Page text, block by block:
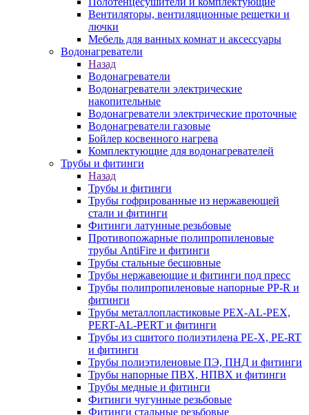
Вентиляторы, вентиляционные решетки и
лючки
Мебель для ванных комнат и аксессуары
Водонагреватели
Назад
Водонагреватели
Водонагреватели электрические
накопительные
Водонагреватели электрические проточные
Водонагреватели газовые
Бойлер косвенного нагрева
Комплектующие для водонагревателей
Трубы и фитинги
Назад
Трубы и фитинги
Трубы гофрированные из нержавеющей
стали и фитинги
Фитинги латунные резьбовые
Противопожарные полипропиленовые
трубы AntiFire и фитинги
Трубы стальные бесшовные
Трубы нержавеющие и фитинги под пресс
Трубы полипропиленовые напорные PP-R и
фитинги
Трубы металлопластиковые PEX-AL-PEX,
PERT-AL-PERT и фитинги
Трубы из сшитого полиэтилена PE-X, PE-RT
и фитинги
Трубы полиэтиленовые ПЭ, ПНД и фитинги
Трубы напорные ПВХ, НПВХ и фитинги
Трубы медные и фитинги
Фитинги чугунные резьбовые
Фитинги стальные резьбовые